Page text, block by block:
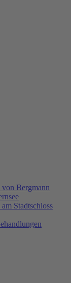
Bergmann
Stadtschloss